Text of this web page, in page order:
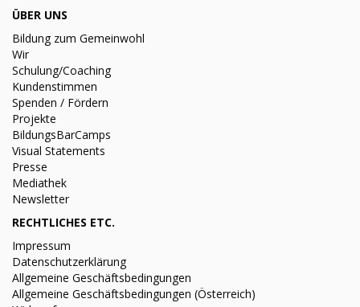
ÜBER UNS
Bildung zum Gemeinwohl
Wir
Schulung/Coaching
Kundenstimmen
Spenden / Fördern
Projekte
BildungsBarCamps
Visual Statements
Presse
Mediathek
Newsletter
RECHTLICHES ETC.
Impressum
Datenschutzerklärung
Allgemeine Geschäftsbedingungen
Allgemeine Geschäftsbedingungen (Österreich)